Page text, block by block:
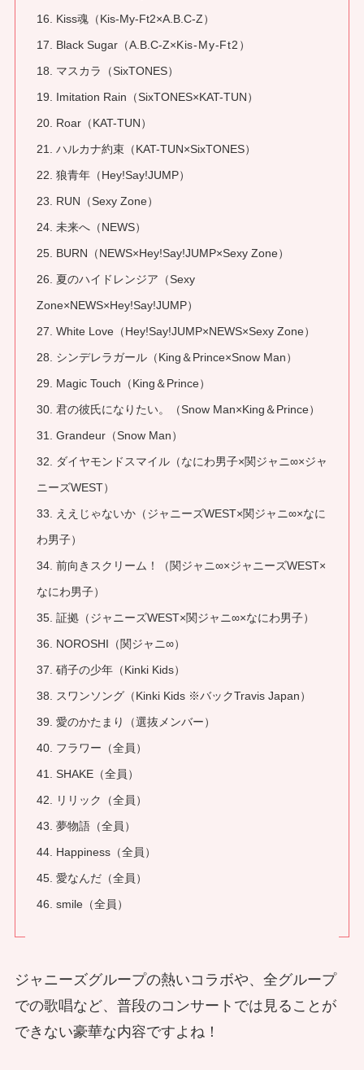
16. Kiss魂（Kis-My-Ft2×A.B.C-Z）
17. Black Sugar（A.B.C-Z×Kis-My-Ft2 ）
18. マスカラ（SixTONES）
19. Imitation Rain（SixTONES×KAT-TUN）
20. Roar（KAT-TUN）
21. ハルカナ約束（KAT-TUN×SixTONES）
22. 狼青年（Hey!Say!JUMP）
23. RUN（Sexy Zone）
24. 未来へ（NEWS）
25. BURN（NEWS×Hey!Say!JUMP×Sexy Zone）
26. 夏のハイドレンジア（Sexy
Zone×NEWS×Hey!Say!JUMP）
27. White Love（Hey!Say!JUMP×NEWS×Sexy Zone）
28. シンデレラガール（King＆Prince×Snow Man）
29. Magic Touch（King＆Prince）
30. 君の彼氏になりたい。（Snow Man×King＆Prince）
31. Grandeur（Snow Man）
32. ダイヤモンドスマイル（なにわ男子×関ジャニ∞×ジャ
ニーズWEST）
33. ええじゃないか（ジャニーズWEST×関ジャニ∞×なに
わ男子）
34. 前向きスクリーム！（関ジャニ∞×ジャニーズWEST×
なにわ男子）
35. 証拠（ジャニーズWEST×関ジャニ∞×なにわ男子）
36. NOROSHI（関ジャニ∞）
37. 硝子の少年（Kinki Kids）
38. スワンソング（Kinki Kids ※バックTravis Japan）
39. 愛のかたまり（選抜メンバー）
40. フラワー（全員）
41. SHAKE（全員）
42. リリック（全員）
43. 夢物語（全員）
44. Happiness（全員）
45. 愛なんだ（全員）
46. smile（全員）
ジャニーズグループの熱いコラボや、全グループ
での歌唱など、普段のコンサートでは見ることが
できない豪華な内容ですよね！